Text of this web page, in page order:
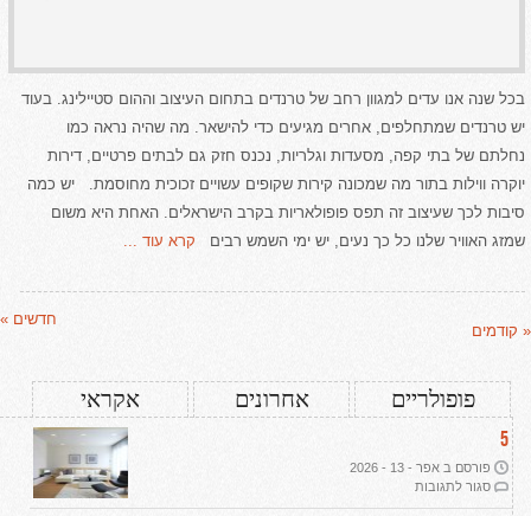
בכל שנה אנו עדים למגוון רחב של טרנדים בתחום העיצוב וההום סטיילינג. בעוד
יש טרנדים שמתחלפים, אחרים מגיעים כדי להישאר. מה שהיה נראה כמו
נחלתם של בתי קפה, מסעדות וגלריות, נכנס חזק גם לבתים פרטיים, דירות
יוקרה ווילות בתור מה שמכונה קירות שקופים עשויים זכוכית מחוסמת. יש כמה
סיבות לכך שעיצוב זה תפס פופולאריות בקרב הישראלים. האחת היא משום
שמזג האוויר שלנו כל כך נעים, יש ימי השמש רבים קרא עוד ...
« קודמים
חדשים »
פופולריים אחרונים אקראי
5
פורסם ב אפר - 13 - 2026
סגור לתגובותעל